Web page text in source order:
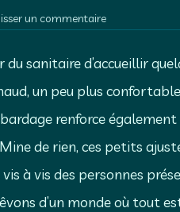
un commentaire
du sanitaire d’accueillir
un peu plus
renforce
de rien, ces petits
à vis des personnes
d’un monde où tout